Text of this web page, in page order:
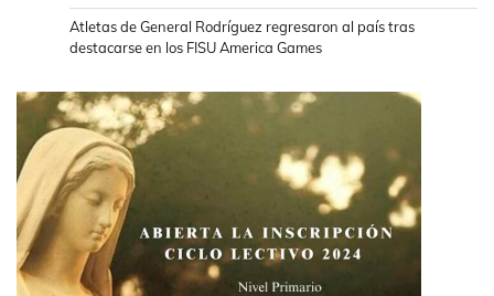
Atletas de General Rodríguez regresaron al país tras
destacarse en los FISU America Games